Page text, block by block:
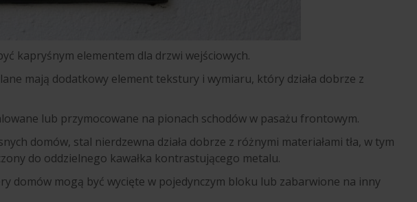
kapryśnym elementem dla drzwi wejściowych.
mają dodatkowy element tekstury i wymiaru, który działa dobrze z
lub przymocowane na pionach schodów w pasażu frontowym.
domów, stal nierdzewna działa dobrze z różnymi materiałami tła, w tym
do oddzielnego kawałka kontrastującego metalu.
domów mogą być wycięte w pojedynczym bloku lub zabarwione na inny